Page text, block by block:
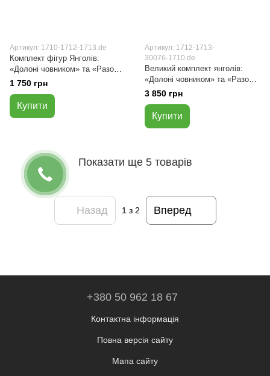
Артикул: 1710-1712-1713.de
Комплект фігур Янголів:
«Долоні човником» та «Разом»
(2 шт, висота 13 см) і Янгол
молиться (23 см)
1 750 грн
Купити
Артикул: 1712-1713-
3007б-1710.de
Великий комплект янголів:
«Долоні човником» та «Разом»
(2 шт, 13 см) і Ангели в молитві
(3 шт, 31 см та 2×23 см) –
молитовні фігури для пам’яті
та спокою
3 850 грн
Купити
Показати ще 5 товарів
Назад 1 з 2 Вперед
+380 50 962 18 67
Контактна інформація
Повна версія сайту
Мапа сайту